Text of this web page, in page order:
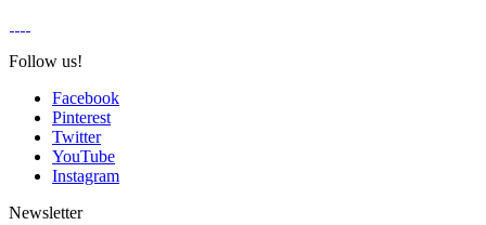
Follow us!
Facebook
Pinterest
Twitter
YouTube
Instagram
Newsletter